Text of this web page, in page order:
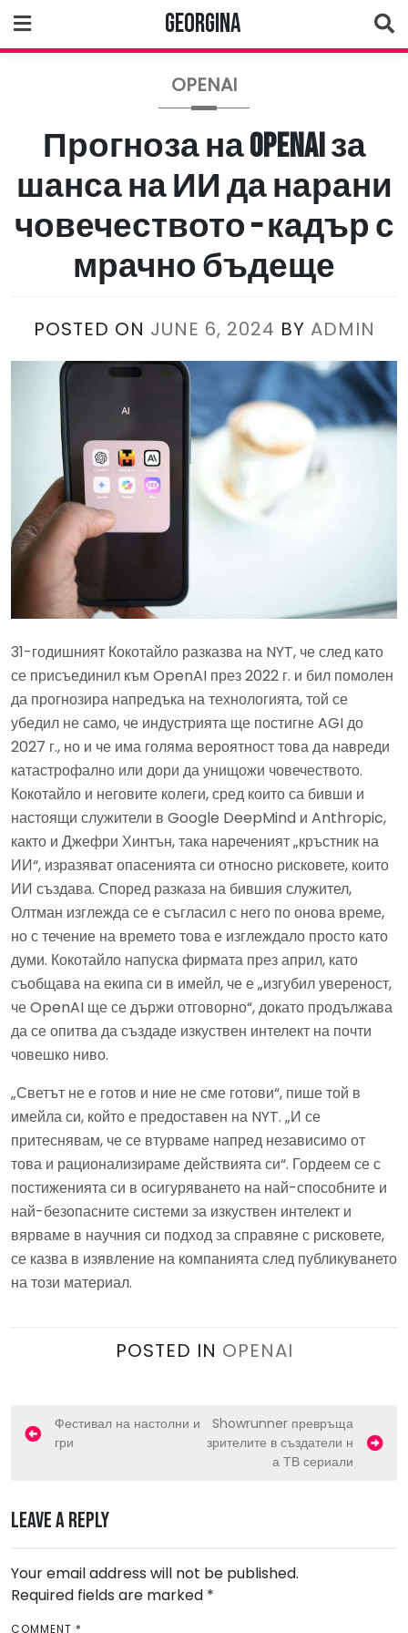
to
content
Georgina
OPENAI
Прогноза на OpenAI за
шанса на ИИ да нарани
човечеството – кадър с
мрачно бъдеще
POSTED ON JUNE 6, 2024 BY ADMIN
31-годишният Кокотайло разказва на NYT, че след като
се присъединил към OpenAI през 2022 г. и бил помолен
да прогнозира напредъка на технологията, той се
убедил не само, че индустрията ще постигне AGI до
2027 г., но и че има голяма вероятност това да навреди
катастрофално или дори да унищожи човечеството.
Кокотайло и неговите колеги, сред които са бивши и
настоящи служители в Google DeepMind и Anthropic,
както и Джефри Хинтън, така нареченият „кръстник на
ИИ“, изразяват опасенията си относно рисковете, които
ИИ създава. Според разказа на бившия служител,
Олтман изглежда се е съгласил с него по онова време,
но с течение на времето това е изглеждало просто като
думи. Кокотайло напуска фирмата през април, като
съобщава на екипа си в имейл, че е „изгубил увереност,
че OpenAI ще се държи отговорно“, докато продължава
да се опитва да създаде изкуствен интелект на почти
човешко ниво.
„Светът не е готов и ние не сме готови“, пише той в
имейла си, който е предоставен на NYT. „И се
притеснявам, че се втурваме напред независимо от
това и рационализираме действията си“. Гордеем се с
постиженията си в осигуряването на най-способните и
най-безопасните системи за изкуствен интелект и
вярваме в научния си подход за справяне с рисковете,
се казва в изявление на компанията след публикуването
на този материал.
POSTED IN OPENAI
P
t
n
a
v
i
Фестивал на настолни и
гри
Showrunner превръща
зрителите в създатели н
а ТВ сериали
Leave a Reply
Your email address will not be published.
Required fields are marked *
COMMENT *